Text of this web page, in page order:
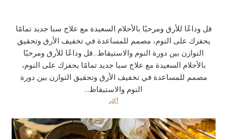
قل وداعًا للأرق ومرحبًا بالأحلام السعيدة مع علاج سبا جديد تمامًا
يحفزك على النوم، مصمم للمساعدة في تخفيف الأرق وتحقيق
التوازن بين دورة النوم والاستيقاظ...قل وداعًا للأرق ومرحبًا
بالأحلام السعيدة مع علاج سبا جديد تمامًا يحفزك على النوم،
مصمم للمساعدة في تخفيف الأرق وتحقيق التوازن بين دورة
النوم والاستيقاظ...
أكثر